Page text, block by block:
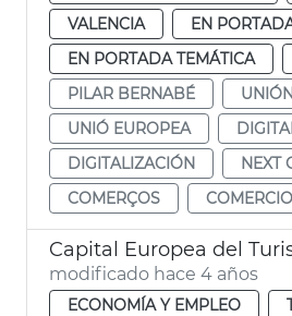
VALENCIA
EN
EN PORTADA TEMÁTICA
PILAR BERNABÉ
UNIÓ EUROPEA
DIGITALIZACIÓN
NEXT
COMERÇOS
Capital Europea del
modificado hace 4 años
ECONOMÍA Y EMPLEO